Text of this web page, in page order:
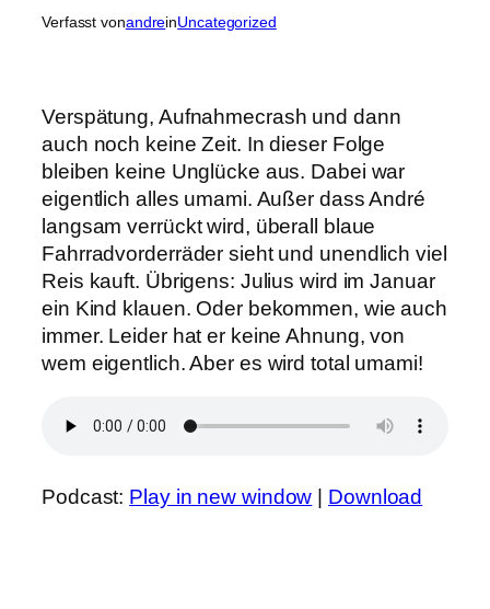
Verfasst vonandreinUncategorized
Verspätung, Aufnahmecrash und dann
auch noch keine Zeit. In dieser Folge
bleiben keine Unglücke aus. Dabei war
eigentlich alles umami. Außer dass André
langsam verrückt wird, überall blaue
Fahrradvorderräder sieht und unendlich viel
Reis kauft. Übrigens: Julius wird im Januar
ein Kind klauen. Oder bekommen, wie auch
immer. Leider hat er keine Ahnung, von
wem eigentlich. Aber es wird total umami!
Podcast: Play in new window Download